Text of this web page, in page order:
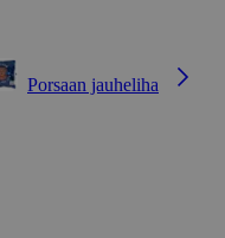
Porsaan jauheliha